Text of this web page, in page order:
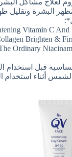
لعلاج مشاكل
البشرة وتقليل
قبل استخدام
أثناء استخدام